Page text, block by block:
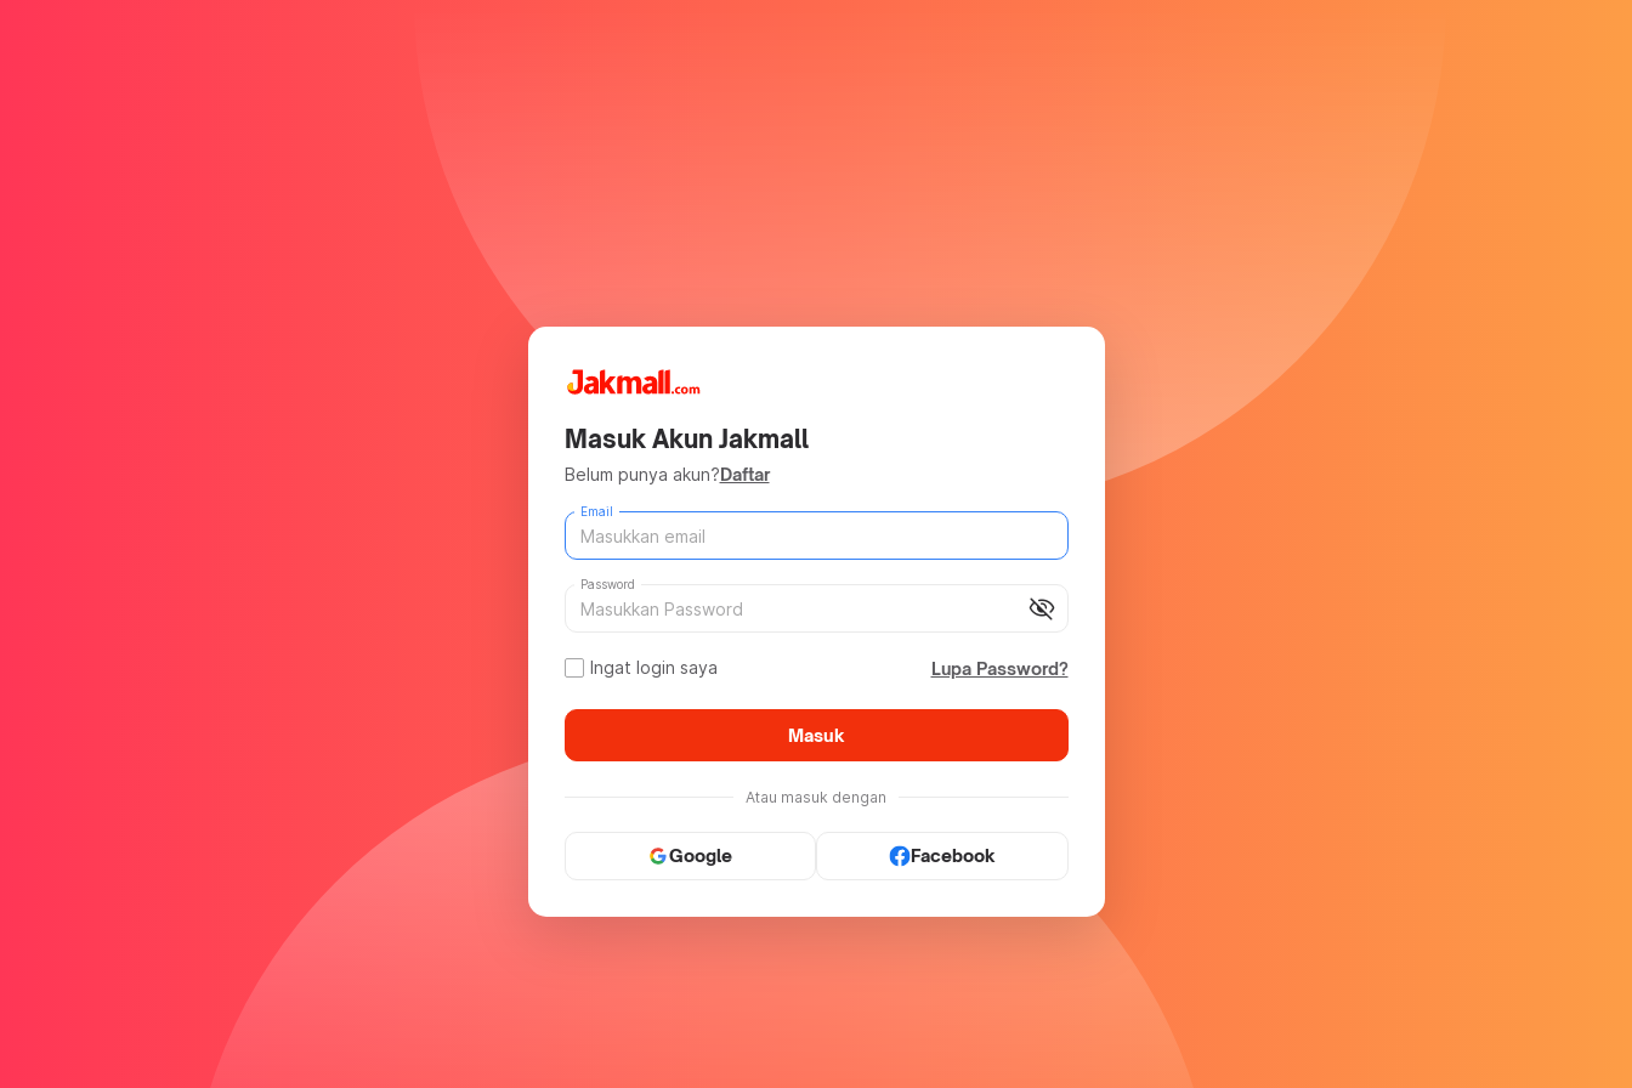
Masuk Akun Jakmall
Belum punya akun?Daftar
Email
visibility_off
Password
Ingat login saya Lupa Password?
Masuk
Atau masuk dengan
Google Facebook